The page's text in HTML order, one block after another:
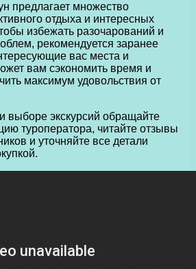
предлагает множество
отдыха и интересных
избежать разочарований и
рекомендуется заранее
вас места и
вам сэкономить время и
максимум удовольствия от
выборе экскурсий обращайте
туроператора, читайте отзывы
и уточняйте все детали